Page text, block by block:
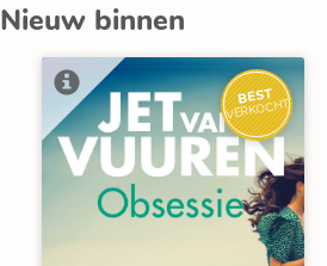
Nieuw binnen
BEST
VERKOCHT